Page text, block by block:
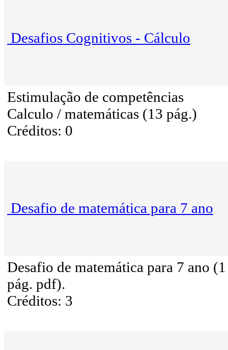
Desafios Cognitivos - Cálculo
Estimulação de competências
Calculo / matemáticas (13 pág.)
Créditos: 0
Desafio de matemática para 7 ano
Desafio de matemática para 7 ano (1
pág. pdf).
Créditos: 3